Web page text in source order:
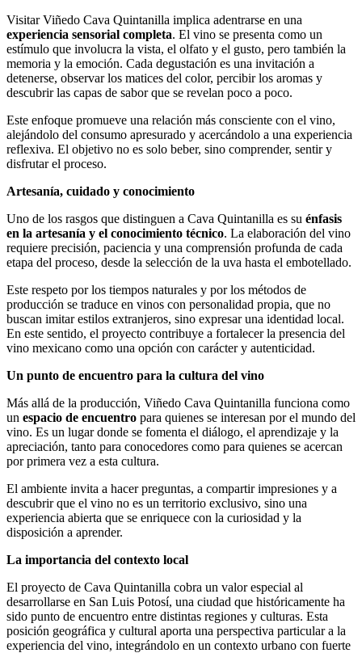
Visitar Viñedo Cava Quintanilla implica adentrarse en una
experiencia sensorial completa. El vino se presenta como un
estímulo que involucra la vista, el olfato y el gusto, pero también la
memoria y la emoción. Cada degustación es una invitación a
detenerse, observar los matices del color, percibir los aromas y
descubrir las capas de sabor que se revelan poco a poco.
Este enfoque promueve una relación más consciente con el vino,
alejándolo del consumo apresurado y acercándolo a una experiencia
reflexiva. El objetivo no es solo beber, sino comprender, sentir y
disfrutar el proceso.
Artesanía, cuidado y conocimiento
Uno de los rasgos que distinguen a Cava Quintanilla es su énfasis
en la artesanía y el conocimiento técnico. La elaboración del vino
requiere precisión, paciencia y una comprensión profunda de cada
etapa del proceso, desde la selección de la uva hasta el embotellado.
Este respeto por los tiempos naturales y por los métodos de
producción se traduce en vinos con personalidad propia, que no
buscan imitar estilos extranjeros, sino expresar una identidad local.
En este sentido, el proyecto contribuye a fortalecer la presencia del
vino mexicano como una opción con carácter y autenticidad.
Un punto de encuentro para la cultura del vino
Más allá de la producción, Viñedo Cava Quintanilla funciona como
un espacio de encuentro para quienes se interesan por el mundo del
vino. Es un lugar donde se fomenta el diálogo, el aprendizaje y la
apreciación, tanto para conocedores como para quienes se acercan
por primera vez a esta cultura.
El ambiente invita a hacer preguntas, a compartir impresiones y a
descubrir que el vino no es un territorio exclusivo, sino una
experiencia abierta que se enriquece con la curiosidad y la
disposición a aprender.
La importancia del contexto local
El proyecto de Cava Quintanilla cobra un valor especial al
desarrollarse en San Luis Potosí, una ciudad que históricamente ha
sido punto de encuentro entre distintas regiones y culturas. Esta
posición geográfica y cultural aporta una perspectiva particular a la
experiencia del vino, integrándolo en un contexto urbano con fuerte